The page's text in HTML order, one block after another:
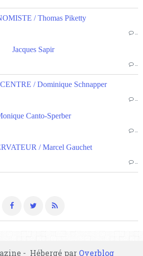
/ Thomas Piketty
…
Jacques Sapir
…
/ Dominique Schnapper
…
Canto-Sperber
…
/ Marcel Gauchet
…
- Hébergé par Overblog